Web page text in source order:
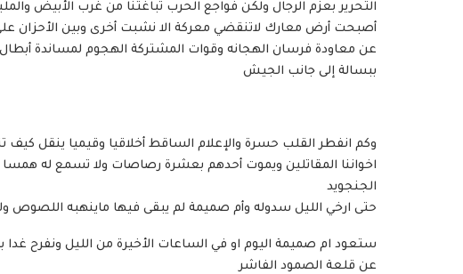
التحرير بعزم الرجال ولكن فواجع الحرب تباغتنا من غرب الأبيض
أصبحت أرض معارك لاتنقضي معركة الا نشبت أخرى وبين الأحزان
عن معاودة فرسان الهجانه وقوات المشتركة الهجوم لمساندة أبطال
ببسالة إلى جانب الجيش
وكم انفطر القلب حسرة والإعلام الساقط أخلاقيا وقيميا ينقل
اخواننا المقاتلين ويموت أحدهم بعشرة رصاصات ولا تسمع له
الجنجويد
حتى ارخي الليل سدوله وأم صميمة لم يبقى فيها ماينهبه اللصوص
ستعود ام صميمة اليوم او في الساعات الأخيرة من الليل ونفرح غدا
عن قلعة الصمود الفاشر